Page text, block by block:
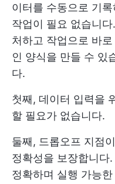
이터를 수동으로 기
작업이 필요 없습니
처하고 작업으로 바
인 양식을 만들 수 있
다.
첫째, 데이터 입력을
할 필요가 없습니다.
둘째, 드롭오프 지점
정확성을 보장합니다
정확하며 실행 가능